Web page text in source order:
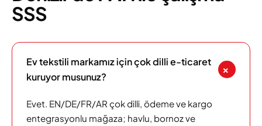
SSS
Ev tekstili markamız için çok dilli e-ticaret
kuruyor musunuz?
+
Evet. EN/DE/FR/AR çok dilli, ödeme ve kargo
entegrasyonlu mağaza; havlu, bornoz ve